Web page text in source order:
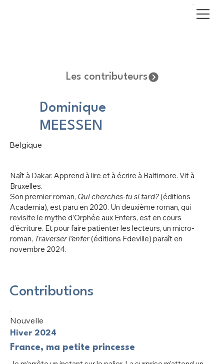
Les contributeurs
Dominique
MEESSEN
Belgique
Naît à Dakar. Apprend à lire et à écrire à Baltimore. Vit à
Bruxelles.
Son premier roman, Qui cherches-tu si tard?(éditions
Academia), est paru en 2020. Un deuxième roman, qui
revisite le mythe d’Orphée aux Enfers, est en cours
d’écriture. Et pour faire patienter les lecteurs, un micro-
roman, Traverser l’enfer(éditions Fdeville) paraît en
novembre 2024.
Contributions
Nouvelle
Hiver 2024
France, ma petite princesse